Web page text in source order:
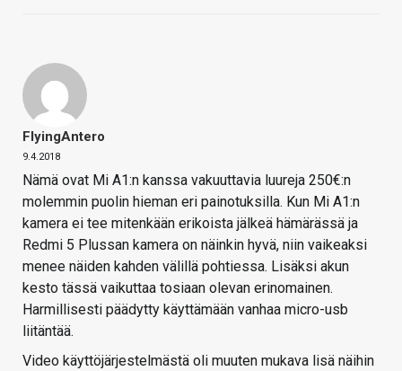
FlyingAntero
9.4.2018
Nämä ovat Mi A1:n kanssa vakuuttavia luureja 250€:n
molemmin puolin hieman eri painotuksilla. Kun Mi A1:n
kamera ei tee mitenkään erikoista jälkeä hämärässä ja
Redmi 5 Plussan kamera on näinkin hyvä, niin vaikeaksi
menee näiden kahden välillä pohtiessa. Lisäksi akun
kesto tässä vaikuttaa tosiaan olevan erinomainen.
Harmillisesti päädytty käyttämään vanhaa micro-usb
liitäntää.
Video käyttöjärjestelmästä oli muuten mukava lisä näihin